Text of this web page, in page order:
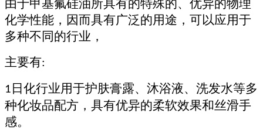
由于甲基氟硅油所具有的特殊的、优异的物理
化学性能，因而具有广泛的用途，可以应用于
多种不同的行业，
主要有:
1 日化行业用于护肤膏露、沐浴液、洗发水等多
种化妆品配方，具有优异的柔软效果和丝滑手
感。